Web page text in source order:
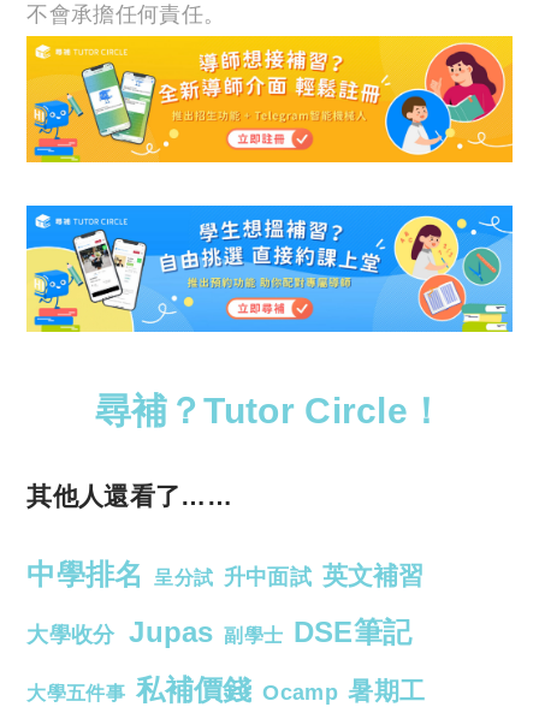
不會承擔任何責任。
尋補？Tutor Circle！
其他人還看了……
中學排名 呈分試 升中面試 英文補習
大學收分 Jupas 副學士 DSE筆記
大學五件事 私補價錢 Ocamp 暑期工